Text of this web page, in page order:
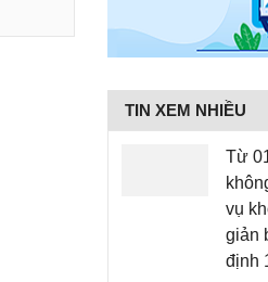
TIN XEM NHIỀU
Từ
vụ
giản
định